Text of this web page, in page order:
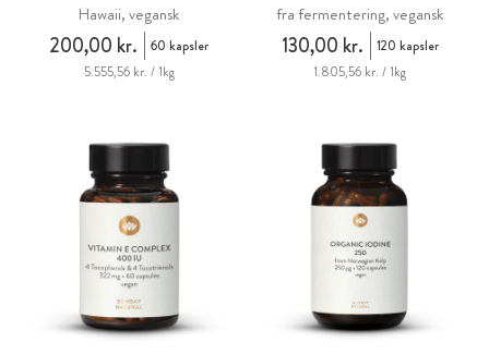
Hawaii, vegansk
200,00 kr.
60 kapsler
5.555,56 kr. / 1kg
fra fermentering, vegansk
130,00 kr.
120 kapsler
1.805,56 kr. / 1kg